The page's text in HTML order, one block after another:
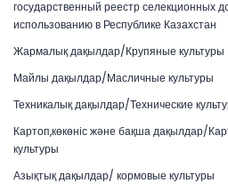
государственный реестр селекционных
использованию в Республике Казахстан
Жармалық дақылдар/Крупяные культуры
Майлы дақылдар/Масличные культуры
Техникалық дақылдар/Технические
Картоп,көкөніс және бақша дақылдар/
культуры
Азықтық дақылдар/ кормовые культуры